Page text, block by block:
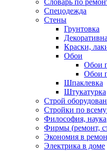
Словарь по
Спецодежда
Стены
Грунтовка
Краски,
Обои
Обои
Обои
Шпаклевка
Штукатурка
Строй
Стройки по
Философия, наука
Фирмы (ремонт,
Экономия в
Электрика в доме